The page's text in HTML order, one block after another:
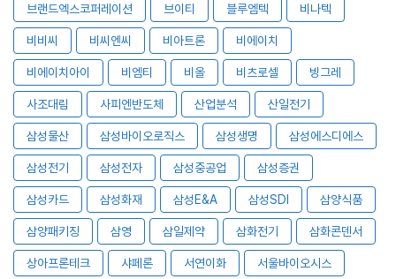
브랜드엑스코퍼레이션 브이티 블루엠텍 비나텍
비비씨 비씨엔씨 비아트론 비에이치
비에이치아이 비엠티 비올 비츠로셀 빙그레
사조대림 사피엔반도체 산업분석 산일전기
삼성물산 삼성바이오로직스 삼성생명 삼성에스디에스
삼성전기 삼성전자 삼성중공업 삼성증권
삼성카드 삼성화재 삼성E&A 삼성SDI 삼양식품
삼양패키징 삼영 삼일제약 삼화전기 삼화콘덴서
상아프론테크 샤페론 서연이화 서울바이오시스